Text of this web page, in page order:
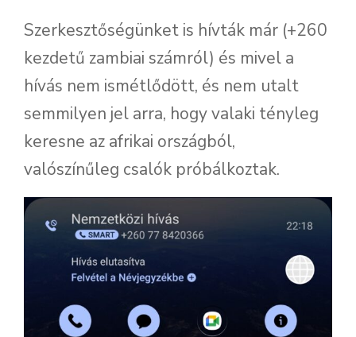
Szerkesztőségünket is hívták már (+260
kezdetű zambiai számról) és mivel a
hívás nem ismétlődött, és nem utalt
semmilyen jel arra, hogy valaki tényleg
keresne az afrikai országból,
valószínűleg csalók próbálkoztak.